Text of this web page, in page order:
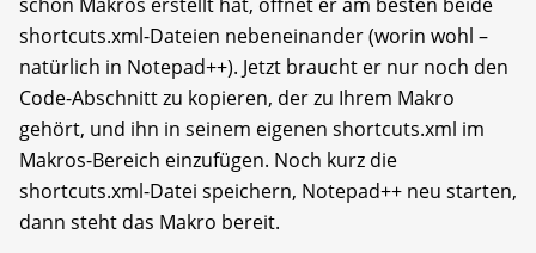
schon Makros erstellt hat, öffnet er am besten beide
shortcuts.xml-Dateien nebeneinander (worin wohl –
natürlich in Notepad++). Jetzt braucht er nur noch den
Code-Abschnitt zu kopieren, der zu Ihrem Makro
gehört, und ihn in seinem eigenen shortcuts.xml im
Makros-Bereich einzufügen. Noch kurz die
shortcuts.xml-Datei speichern, Notepad++ neu starten,
dann steht das Makro bereit.